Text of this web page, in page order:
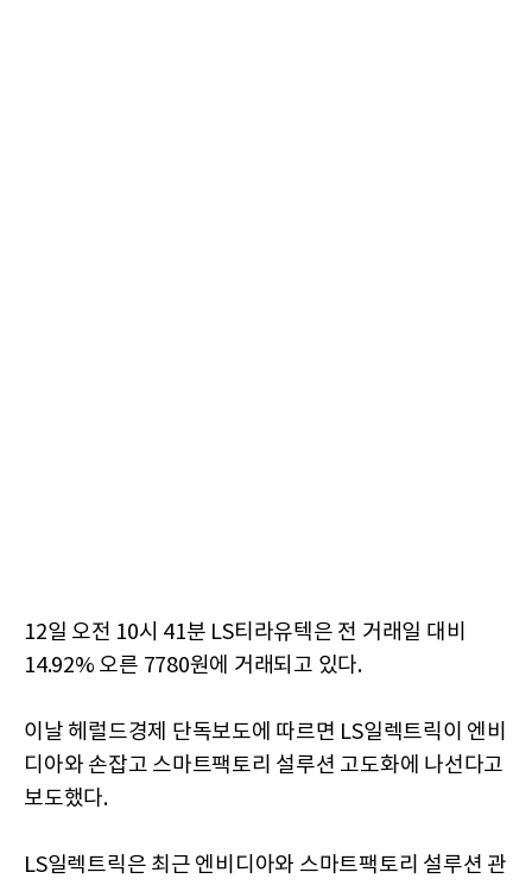
12일 오전 10시 41분 LS티라유텍은 전 거래일 대비
14.92% 오른 7780원에 거래되고 있다.
이날 헤럴드경제 단독보도에 따르면 LS일렉트릭이 엔비
디아와 손잡고 스마트팩토리 설루션 고도화에 나선다고
보도했다.
LS일렉트릭은 최근 엔비디아와 스마트팩토리 설루션 관